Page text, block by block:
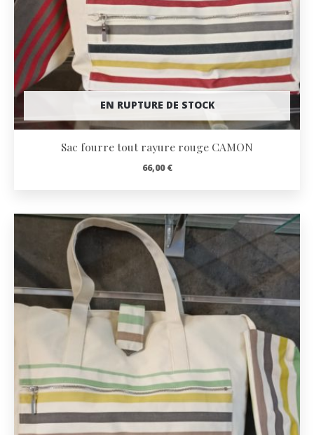
EN RUPTURE DE STOCK
Sac fourre tout rayure rouge CAMON
66,00€